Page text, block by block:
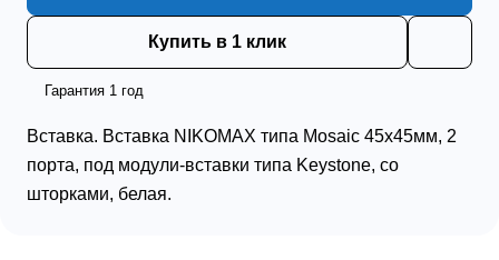
Купить в 1 клик
Гарантия 1 год
Вставка. Вставка NIKOMAX типа Mosaic 45x45мм, 2
порта, под модули-вставки типа Keystone, со
шторками, белая.